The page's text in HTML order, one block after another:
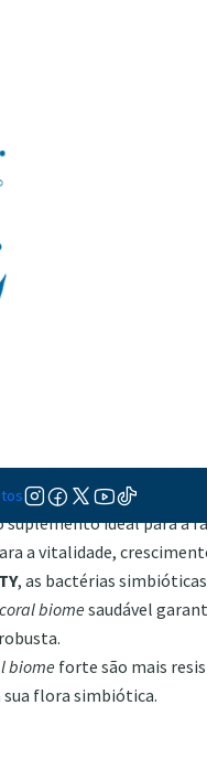
favoritos
suplemento ideal para a
a vitalidade,
, as bactérias
coral biome saudável
biome forte são mais
sua flora simbiótica.